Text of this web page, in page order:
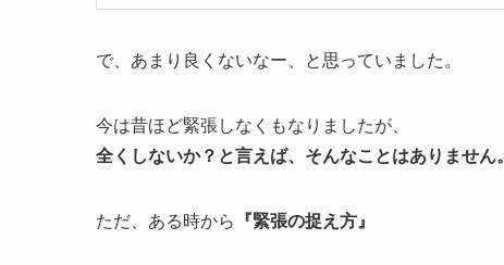
で、あまり良くないなー、と思っていました。
今は昔ほど緊張しなくもなりましたが、
全くしないか？と言えば、そんなことはありません。
ただ、ある時から 『緊張の捉え方』